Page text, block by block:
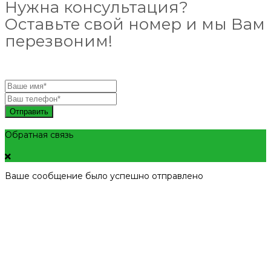
Нужна консультация?
Оставьте свой номер и мы Вам
перезвоним!
Отправить
Обратная связь
Ваше сообщение было успешно отправлено